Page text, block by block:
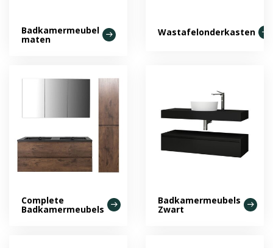
Badkamermeubel
maten
Wastafelonderkasten
Complete
Badkamermeubels
Badkamermeubels
Zwart